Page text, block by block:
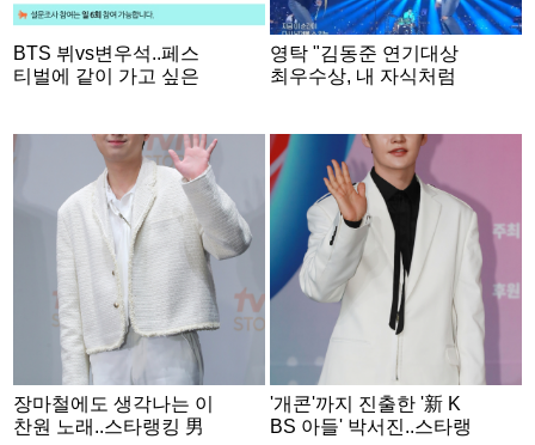
BTS 뷔vs변우석..페스
티벌에 같이 가고 싶은
영탁 "김동준 연기대상
최우수상, 내 자식처럼
장마철에도 생각나는 이
찬원 노래..스타랭킹 男
'개콘'까지 진출한 '新 K
BS 아들' 박서진..스타랭